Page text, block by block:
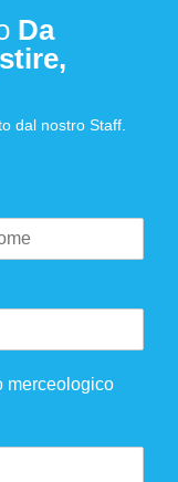
Da
dal nostro Staff.
merceologico